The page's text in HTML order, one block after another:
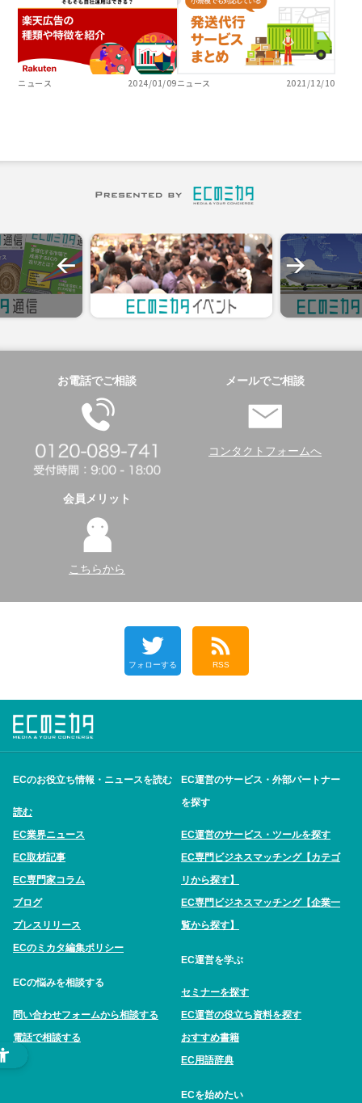
ニュース 2024/01/09ニュース 2021/12/10
お電話でご相談 メールでご相談
コンタクトフォームへ
会員メリット
こちらから
フォローする RSS
ECのお役立ち情報・ニュースを読む
読む
EC業界ニュース
EC取材記事
EC専門家コラム
ブログ
プレスリリース
ECのミカタ編集ポリシー
ECの悩みを相談する
問い合わせフォームから相談する
電話で相談する
EC運営のサービス・外部パートナー
を探す
EC運営のサービス・ツールを探す
EC専門ビジネスマッチング【カテゴ
リから探す】
EC専門ビジネスマッチング【企業一
覧から探す】
EC運営を学ぶ
セミナーを探す
EC運営の役立ち資料を探す
おすすめ書籍
EC用語辞典
ECを始めたい